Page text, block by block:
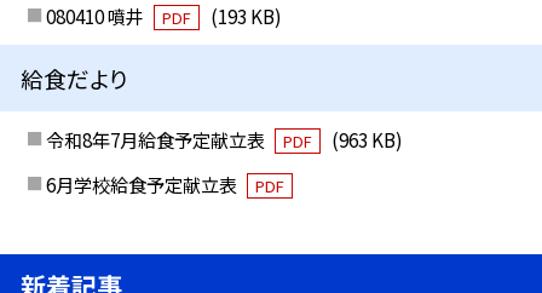
080410 噴井 PDF (193 KB)
給食だより
令和8年7月給食予定献立表 PDF
(963 KB)
6月学校給食予定献立表
PDF